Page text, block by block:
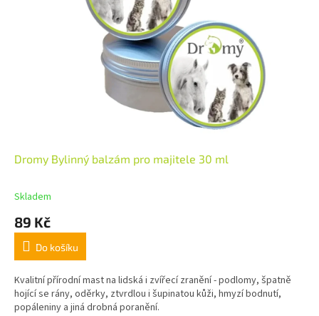
Dromy Bylinný balzám pro majitele 30 ml
Skladem
89 Kč
Do košíku
Kvalitní přírodní mast na lidská i zvířecí zranění - podlomy, špatně
hojící se rány, oděrky, ztvrdlou i šupinatou kůži, hmyzí bodnutí,
popáleniny a jiná drobná poranění.